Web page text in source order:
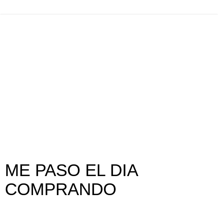
ME PASO EL DIA
COMPRANDO